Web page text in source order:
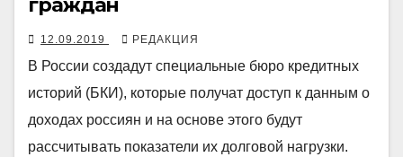
12.09.2019 РЕДАКЦИЯ
В России создадут специальные бюро кредитных
историй (БКИ), которые получат доступ к данным о
доходах россиян и на основе этого будут
рассчитывать показатели их долговой нагрузки.